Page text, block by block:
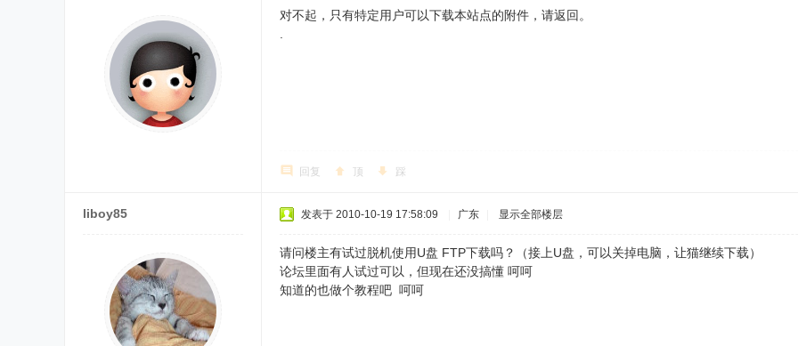
对不起，只有特定用户可以下载本站点的附件，请返回。
回复 顶 踩
liboy85 发表于 2010-10-19 17:58:09 广东 显示全部楼层
请问楼主有试过脱机使用U盘 FTP下载吗？（接上U盘，可以关掉电脑，让猫继续下载）
论坛里面有人试过可以，但现在还没搞懂 呵呵
知道的也做个教程吧 呵呵